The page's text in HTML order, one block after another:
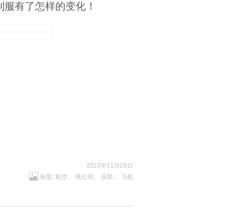
有了怎样的变化！
2023年11月29日
标签: 航空 、 俄公司 、 苏联 、 飞机